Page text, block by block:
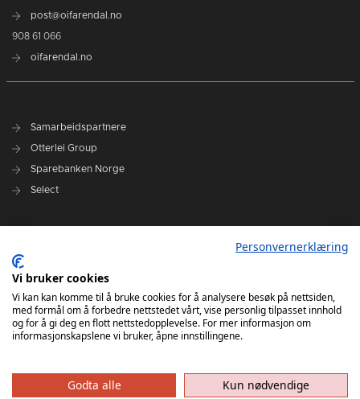
post@oifarendal.no
908 61 066
oifarendal.no
Samarbeidspartnere
Otterlei Group
Sparebanken Norge
Select
Spillerstall
Administrasjon
Styret
Personvernerklæring
Vi bruker cookies
Vi kan kan komme til å bruke cookies for å analysere besøk på nettsiden,
med formål om å forbedre nettstedet vårt, vise personlig tilpasset innhold
og for å gi deg en flott nettstedopplevelse. For mer informasjon om
informasjonskapslene vi bruker, åpne innstillingene.
Godta alle Kun nødvendige